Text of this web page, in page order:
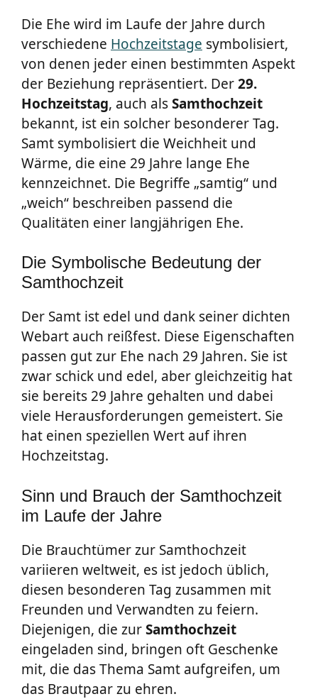
Die Ehe wird im Laufe der Jahre durch
verschiedene Hochzeitstage symbolisiert,
von denen jeder einen bestimmten Aspekt
der Beziehung repräsentiert. Der29.
Hochzeitstag, auch alsSamthochzeit
bekannt, ist ein solcher besonderer Tag.
Samt symbolisiert die Weichheit und
Wärme, die eine 29 Jahre lange Ehe
kennzeichnet. Die Begriffe „samtig“ und
„weich“ beschreiben passend die
Qualitäten einer langjährigen Ehe.
Die Symbolische Bedeutung der
Samthochzeit
Der Samt ist edel und dank seiner dichten
Webart auch reißfest. Diese Eigenschaften
passen gut zur Ehe nach 29 Jahren. Sie ist
zwar schick und edel, aber gleichzeitig hat
sie bereits 29 Jahre gehalten und dabei
viele Herausforderungen gemeistert. Sie
hat einen speziellen Wert auf ihren
Hochzeitstag.
Sinn und Brauch der Samthochzeit
im Laufe der Jahre
Die Brauchtümer zur Samthochzeit
variieren weltweit, es ist jedoch üblich,
diesen besonderen Tag zusammen mit
Freunden und Verwandten zu feiern.
Diejenigen, die zurSamthochzeit
eingeladen sind, bringen oft Geschenke
mit, die das Thema Samt aufgreifen, um
das Brautpaar zu ehren.